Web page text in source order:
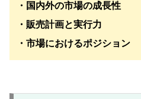
・国内外の市場の成長性
・販売計画と実行力
・市場におけるポジション